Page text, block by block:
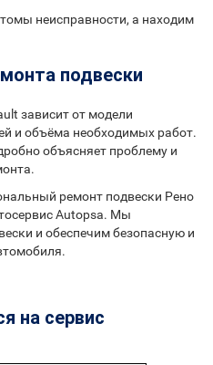
неисправности, а находим
подвески
зависит от модели
и объёма необходимых работ.
объясняет проблему и
ремонт подвески Рено
Autopsa. Мы
и обеспечим безопасную и
на сервис